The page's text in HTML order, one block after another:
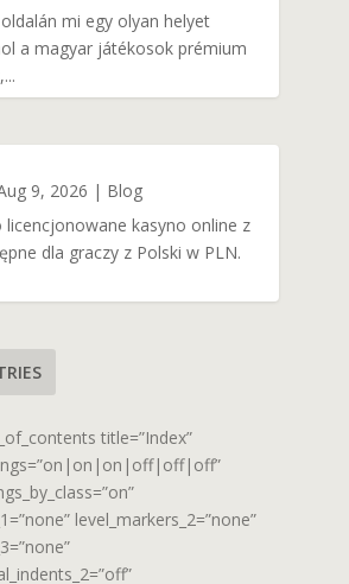
mi egy olyan helyet
a magyar játékosok prémium
9, 2026 | Blog
licencjonowane kasyno online z
dla graczy z Polski w PLN.
title=”Index”
level_markers_2=”none”